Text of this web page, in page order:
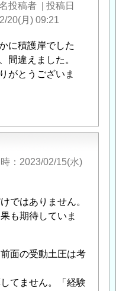
投稿者
投稿日
20(月) 09:21
に積護岸でした
間違えました。
がとうございま
2023/02/15(水)
ではありません。
も期待していま
面の受動土圧は考
てません。「経験